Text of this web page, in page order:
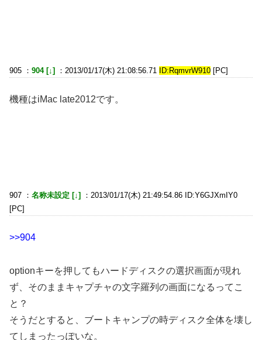
905 ： 904 [↓] ：2013/01/17(木) 21:08:56.71 ID:RqmvrW910 [PC]
機種はiMac late2012です。
907 ： 名称未設定 [↓]
：2013/01/17(木) 21:49:54.86 ID:Y6GJXmIY0
[PC]
>>904
optionキーを押してもハードディスクの選択画面が現れ
ず、そのままキャプチャの文字羅列の画面になるってこ
と？
そうだとすると、ブートキャンプの時ディスク全体を壊し
てしまったっぽいな。